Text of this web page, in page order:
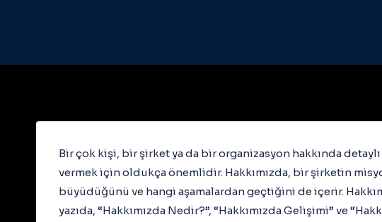
Bir çok kişi, bir şirket ya da bir organizasyon hakkında
vermek için oldukça önemlidir. Hakkımızda, bir şirketin
büyüdüğünü ve hangi aşamalardan geçtiğini de içerir.
yazıda, “Hakkımızda Nedir?”, “Hakkımızda Gelişimi” ve